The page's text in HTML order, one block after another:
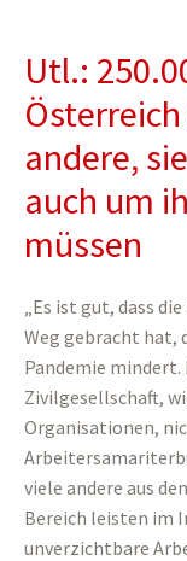
Utl.:
andere,
auch um
müssen
„Es ist gut, dass
Weg gebracht hat,
Pandemie
Zivilgesellschaft,
Organisationen,
viele andere aus
Bereich leisten im
unverzichtbare